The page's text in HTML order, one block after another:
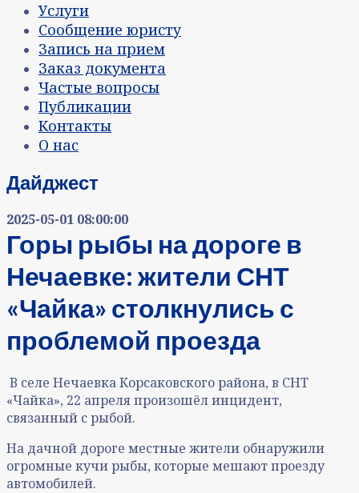
Услуги
Сообщение юристу
Запись на прием
Заказ документа
Частые вопросы
Публикации
Контакты
О нас
Дайджест
2025-05-01 08:00:00
Горы рыбы на дороге в
Нечаевке: жители СНТ
«Чайка» столкнулись с
проблемой проезда
В селе Нечаевка Корсаковского района, в СНТ
«Чайка», 22 апреля произошёл инцидент,
связанный с рыбой.
На дачной дороге местные жители обнаружили
огромные кучи рыбы, которые мешают проезду
автомобилей.